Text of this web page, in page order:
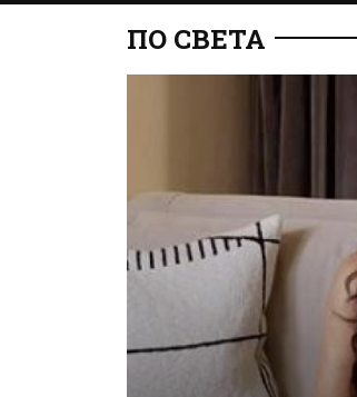
ПО СВЕТА